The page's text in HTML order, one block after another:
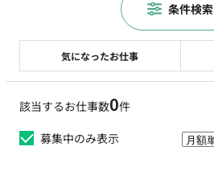
該当するお仕事数0件
募集中のみ表示
気になったお仕事
条件検索